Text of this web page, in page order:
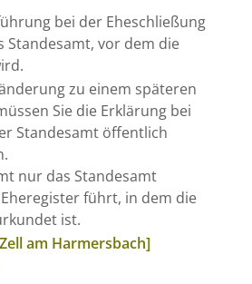
bei der Eheschließung
Standesamt, vor dem die
zu einem späteren
Sie die Erklärung bei
Standesamt öffentlich
nur das Standesamt
führt, in dem die
ist.
am Harmersbach]